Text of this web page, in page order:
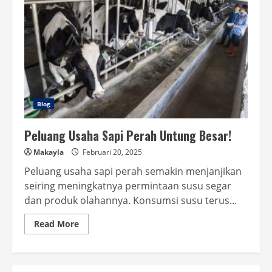
Blog
Peluang Usaha Sapi Perah Untung Besar!
Makayla Februari 20, 2025
Peluang usaha sapi perah semakin menjanjikan
seiring meningkatnya permintaan susu segar
dan produk olahannya. Konsumsi susu terus...
Read MoreRead
more